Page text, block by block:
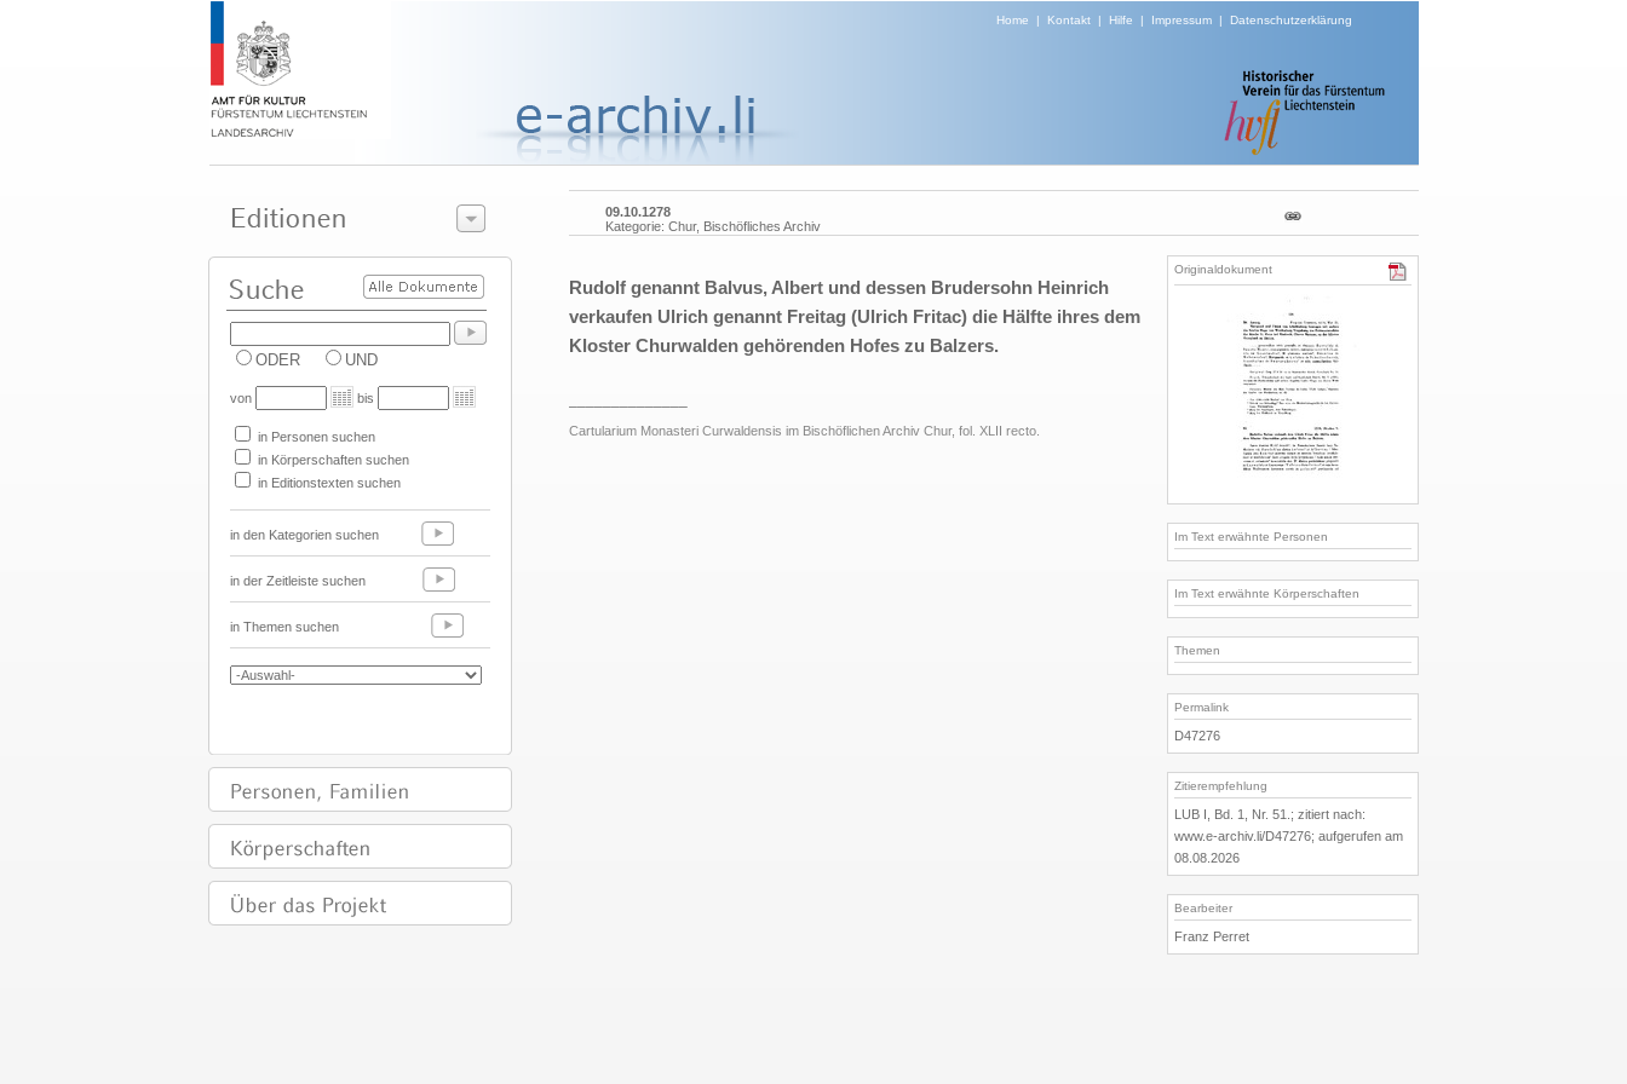
Home | Kontakt| Hilfe | Impressum| Datenschutzerklärung
ODER UND
von bis
in Personen suchen
in Körperschaften suchen
in Editionstexten suchen
in den Kategorien suchen
in der Zeitleiste suchen
in Themen suchen
09.10.1278
Kategorie: Chur, Bischöfliches Archiv
Rudolf genannt Balvus, Albert und dessen Brudersohn Heinrich
verkaufen Ulrich genannt Freitag (Ulrich Fritac) die Hälfte ihres dem
Kloster Churwalden gehörenden Hofes zu Balzers.
Cartularium Monasteri Curwaldensis im Bischöflichen Archiv Chur, fol. XLII recto.
Originaldokument
Im Text erwähnte Personen
Im Text erwähnte Körperschaften
Themen
Permalink
D47276
Zitierempfehlung
LUB I, Bd. 1, Nr. 51.; zitiert nach:
www.e-archiv.li/D47276; aufgerufen am
08.08.2026
Bearbeiter
Franz Perret